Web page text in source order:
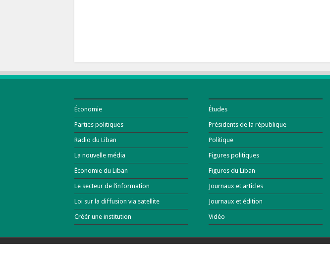
Économie
Parties politiques
Radio du Liban
La nouvelle média
Économie du Liban
Le secteur de l’information
Loi sur la diffusion via satellite
Créér une institution
Études
Présidents de la république
Politique
Figures politiques
Figures du Liban
Journaux et articles
Journaux et édition
Vidéo